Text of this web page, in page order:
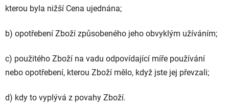
kterou byla nižší Cena ujednána;
b) opotřebení Zboží způsobeného jeho obvyklým užíváním;
c) použitého Zboží na vadu odpovídající míře používání
nebo opotřebení, kterou Zboží mělo, když jste jej převzali;
d) kdy to vyplývá z povahy Zboží.